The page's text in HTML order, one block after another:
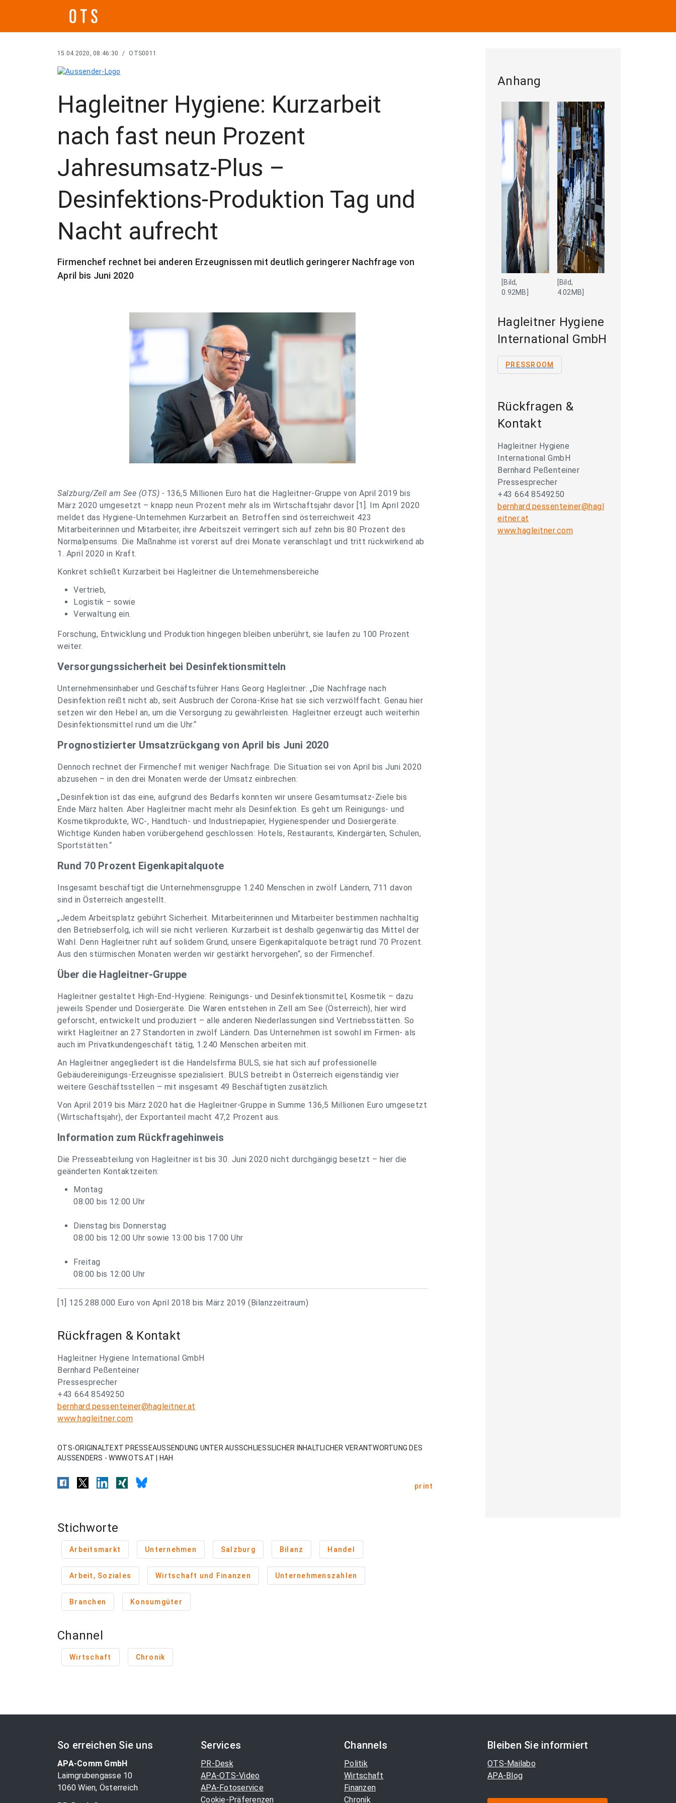
15.04.2020, 08:46:30 / OTS0011
Hagleitner Hygiene: Kurzarbeit
nach fast neun Prozent
Jahresumsatz-Plus –
Desinfektions-Produktion Tag und
Nacht aufrecht
Firmenchef rechnet bei anderen Erzeugnissen mit deutlich geringerer Nachfrage von
April bis Juni 2020
Salzburg/Zell am See (OTS) - 136,5 Millionen Euro hat die Hagleitner-Gruppe von April 2019 bis
März 2020 umgesetzt – knapp neun Prozent mehr als im Wirtschaftsjahr davor [1]. Im April 2020
meldet das Hygiene-Unternehmen Kurzarbeit an. Betroffen sind österreichweit 423
Mitarbeiterinnen und Mitarbeiter, ihre Arbeitszeit verringert sich auf zehn bis 80 Prozent des
Normalpensums. Die Maßnahme ist vorerst auf drei Monate veranschlagt und tritt rückwirkend ab
1. April 2020 in Kraft.
Konkret schließt Kurzarbeit bei Hagleitner die Unternehmensbereiche
Vertrieb,
Logistik – sowie
Verwaltung ein.
Forschung, Entwicklung und Produktion hingegen bleiben unberührt, sie laufen zu 100 Prozent
weiter.
Versorgungssicherheit bei Desinfektionsmitteln
Unternehmensinhaber und Geschäftsführer Hans Georg Hagleitner: „Die Nachfrage nach
Desinfektion reißt nicht ab, seit Ausbruch der Corona-Krise hat sie sich verzwölffacht. Genau hier
setzen wir den Hebel an, um die Versorgung zu gewährleisten. Hagleitner erzeugt auch weiterhin
Desinfektionsmittel rund um die Uhr.“
Prognostizierter Umsatzrückgang von April bis Juni 2020
Dennoch rechnet der Firmenchef mit weniger Nachfrage. Die Situation sei von April bis Juni 2020
abzusehen – in den drei Monaten werde der Umsatz einbrechen:
„Desinfektion ist das eine, aufgrund des Bedarfs konnten wir unsere Gesamtumsatz-Ziele bis
Ende März halten. Aber Hagleitner macht mehr als Desinfektion. Es geht um Reinigungs- und
Kosmetikprodukte, WC-, Handtuch- und Industriepapier, Hygienespender und Dosiergeräte.
Wichtige Kunden haben vorübergehend geschlossen: Hotels, Restaurants, Kindergärten, Schulen,
Sportstätten.“
Rund 70 Prozent Eigenkapitalquote
Insgesamt beschäftigt die Unternehmensgruppe 1.240 Menschen in zwölf Ländern, 711 davon
sind in Österreich angestellt.
„Jedem Arbeitsplatz gebührt Sicherheit. Mitarbeiterinnen und Mitarbeiter bestimmen nachhaltig
den Betriebserfolg, ich will sie nicht verlieren. Kurzarbeit ist deshalb gegenwärtig das Mittel der
Wahl. Denn Hagleitner ruht auf solidem Grund, unsere Eigenkapitalquote beträgt rund 70 Prozent.
Aus den stürmischen Monaten werden wir gestärkt hervorgehen“, so der Firmenchef.
Über die Hagleitner-Gruppe
Hagleitner gestaltet High-End-Hygiene: Reinigungs- und Desinfektionsmittel, Kosmetik – dazu
jeweils Spender und Dosiergeräte. Die Waren entstehen in Zell am See (Österreich), hier wird
geforscht, entwickelt und produziert – alle anderen Niederlassungen sind Vertriebsstätten. So
wirkt Hagleitner an 27 Standorten in zwölf Ländern. Das Unternehmen ist sowohl im Firmen- als
auch im Privatkundengeschäft tätig, 1.240 Menschen arbeiten mit.
An Hagleitner angegliedert ist die Handelsfirma BULS, sie hat sich auf professionelle
Gebäudereinigungs-Erzeugnisse spezialisiert. BULS betreibt in Österreich eigenständig vier
weitere Geschäftsstellen – mit insgesamt 49 Beschäftigten zusätzlich.
Von April 2019 bis März 2020 hat die Hagleitner-Gruppe in Summe 136,5 Millionen Euro umgesetzt
(Wirtschaftsjahr), der Exportanteil macht 47,2 Prozent aus.
Information zum Rückfragehinweis
Die Presseabteilung von Hagleitner ist bis 30. Juni 2020 nicht durchgängig besetzt – hier die
geänderten Kontaktzeiten:
Montag
08:00 bis 12:00 Uhr
Dienstag bis Donnerstag
08:00 bis 12:00 Uhr sowie 13:00 bis 17:00 Uhr
Freitag
08:00 bis 12:00 Uhr
[1] 125.288.000 Euro von April 2018 bis März 2019 (Bilanzzeitraum)
Rückfragen & Kontakt
Hagleitner Hygiene International GmbH
Bernhard Peßenteiner
Pressesprecher
+43 664 8549250
bernhard.pessenteiner@hagleitner.at
www.hagleitner.com
OTS-ORIGINALTEXT PRESSEAUSSENDUNG UNTER AUSSCHLIESSLICHER INHALTLICHER VERANTWORTUNG DES
AUSSENDERS - WWW.OTS.AT | HAH
print
Stichworte
Arbeitsmarkt Unternehmen Salzburg Bilanz Handel
Arbeit, Soziales Wirtschaft und Finanzen Unternehmenszahlen
Branchen Konsumgüter
Channel
Wirtschaft Chronik
Anhang
[Bild,
0.92MB]
[Bild,
4.02MB]
Hagleitner Hygiene
International GmbH
PRESSROOM
Rückfragen &
Kontakt
Hagleitner Hygiene
International GmbH
Bernhard Peßenteiner
Pressesprecher
+43 664 8549250
bernhard.pessenteiner@hagl
eitner.at
www.hagleitner.com
So erreichen Sie uns
APA-Comm GmbH
Laimgrubengasse 10
1060 Wien, Österreich
Services
PR-Desk
APA-OTS-Video
APA-Fotoservice
Cookie-Präferenzen
Channels
Politik
Wirtschaft
Finanzen
Chronik
Bleiben Sie informiert
OTS-Mailabo
APA-Blog